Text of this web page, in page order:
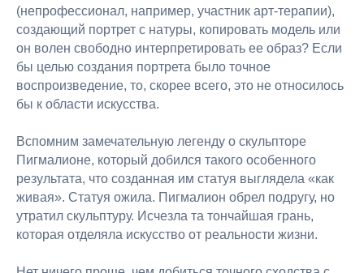
(непрофессионал, например, участник арт-терапии),
создающий портрет с натуры, копировать модель или
он волен свободно интерпретировать ее образ? Если
бы целью создания портрета было точное
воспроизведение, то, скорее всего, это не относилось
бы к области искусства.
Вспомним замечательную легенду о скульпторе
Пигмалионе, который добился такого особенного
результата, что созданная им статуя выглядела «как
живая». Статуя ожила. Пигмалион обрел подругу, но
утратил скульптуру. Исчезла та тончайшая грань,
которая отделяла искусство от реальности жизни.